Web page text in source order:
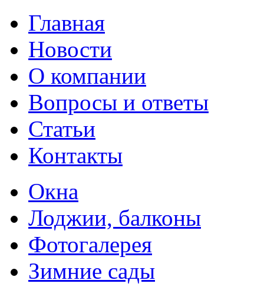
Главная
Новости
О компании
Вопросы и ответы
Статьи
Контакты
Окна
Лоджии, балконы
Фотогалерея
Зимние сады